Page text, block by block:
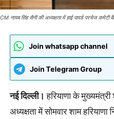
CM नायब सिंह सैनी की अध्यक्षता में हाई पावर्ड परचेज
Join whatsapp channel
Join Telegram Group
नई दिल्ली। हरियाणा के
अध्यक्षता में सोमवार शाम